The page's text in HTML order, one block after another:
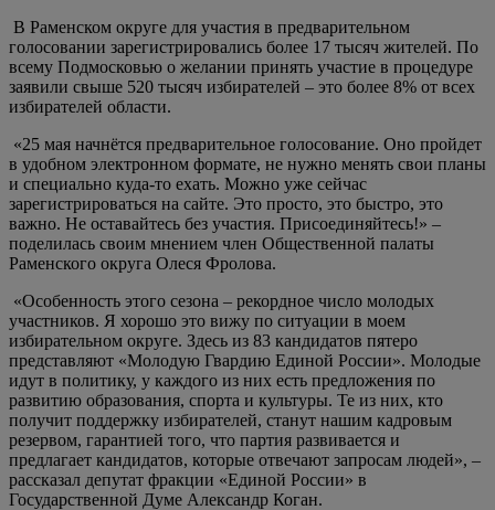
В Раменском округе для участия в предварительном
голосовании зарегистрировались более 17 тысяч жителей. По
всему Подмосковью о желании принять участие в процедуре
заявили свыше 520 тысяч избирателей – это более 8% от всех
избирателей области.
«25 мая начнётся предварительное голосование. Оно пройдет
в удобном электронном формате, не нужно менять свои планы
и специально куда-то ехать. Можно уже сейчас
зарегистрироваться на сайте. Это просто, это быстро, это
важно. Не оставайтесь без участия. Присоединяйтесь!» –
поделилась своим мнением член Общественной палаты
Раменского округа Олеся Фролова.
«Особенность этого сезона – рекордное число молодых
участников. Я хорошо это вижу по ситуации в моем
избирательном округе. Здесь из 83 кандидатов пятеро
представляют «Молодую Гвардию Единой России». Молодые
идут в политику, у каждого из них есть предложения по
развитию образования, спорта и культуры. Те из них, кто
получит поддержку избирателей, станут нашим кадровым
резервом, гарантией того, что партия развивается и
предлагает кандидатов, которые отвечают запросам людей», –
рассказал депутат фракции «Единой России» в
Государственной Думе Александр Коган.